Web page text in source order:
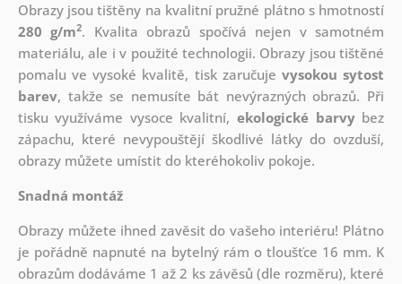
Obrazy jsou tištěny na kvalitní pružné plátno s hmotností
280 g/m2. Kvalita obrazů spočívá nejen v samotném
materiálu, ale i v použité technologii. Obrazy jsou tištěné
pomalu ve vysoké kvalitě, tisk zaručuje vysokou sytost
barev, takže se nemusíte bát nevýrazných obrazů. Při
tisku využíváme vysoce kvalitní,ekologické barvybez
zápachu, které nevypouštějí škodlivé látky do ovzduší,
obrazy můžete umístit do kteréhokoliv pokoje.
Snadná montáž
Obrazy můžete ihned zavěsit do vašeho interiéru! Plátno
je pořádně napnuté na bytelný rám o tloušťce 16 mm. K
obrazům dodáváme 1 až 2 ks závěsů (dle rozměru), které